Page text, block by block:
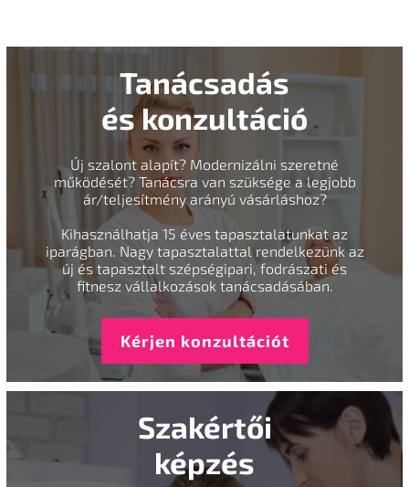
Tanácsadás
és konzultáció
Új szalont alapít? Modernizálni szeretné
működését? Tanácsra van szüksége a legjobb
ár/teljesítmény arányú vásárláshoz?
Kihasználhatja 15 éves tapasztalatunkat az
iparágban. Nagy tapasztalattal rendelkezünk az
új és tapasztalt szépségipari, fodrászati és
fitnesz vállalkozások tanácsadásában.
Kérjen konzultációt
Szakértői
képzés